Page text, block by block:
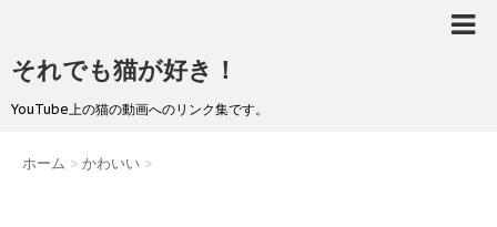
それでも猫が好き！
YouTube上の猫の動画へのリンク集です。
ホーム > かわいい >